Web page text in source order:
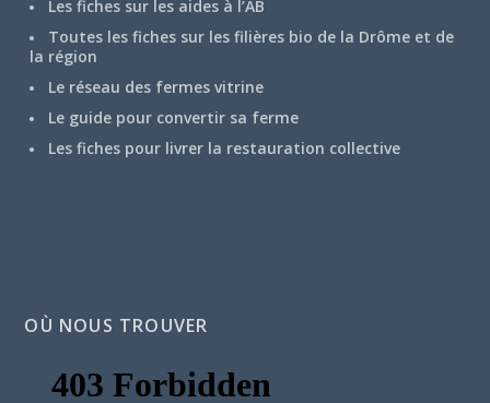
Les fiches sur les aides à l’AB
Toutes les fiches sur les filières bio de la Drôme et de
la région
Le réseau des fermes vitrine
Le guide pour convertir sa ferme
Les fiches pour livrer la restauration collective
OÙ NOUS TROUVER